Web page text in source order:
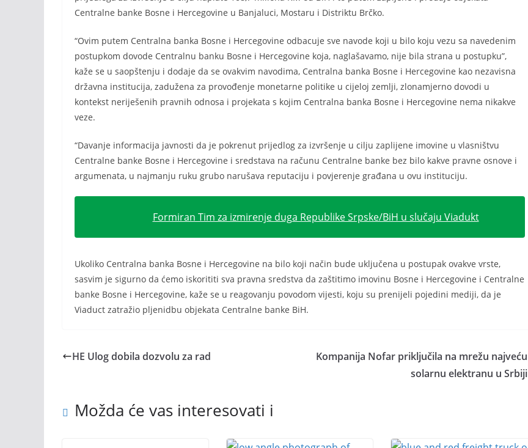
Centralne banke Bosne i Hercegovine u Banjaluci, Mostaru i Distriktu Brčko.
“Ovim putem Centralna banka Bosne i Hercegovine odbacuje sve navode koji u bilo koju vezu sa navedenim
postupkom dovode Centralnu banku Bosne i Hercegovine koja, naglašavamo, nije bila strana u postupku”,
kaže se u saopštenju i dodaje da se ovakvim navodima, Centralna banka Bosne i Hercegovine kao nezavisna
državna institucija, zadužena za provođenje monetarne politike u cijeloj zemlji, zlonamjerno dovodi u
kontekst neriješenih pravnih odnosa i projekata s kojim Centralna banka Bosne i Hercegovine nema nikakve
veze.
“Davanje informacija javnosti da je pokrenut prijedlog za izvršenje u cilju zaplijene imovine u vlasništvu
Centralne banke Bosne i Hercegovine i sredstava na računu Centralne banke bez bilo kakve pravne osnove i
argumenata, u najmanju ruku grubo narušava reputaciju i povjerenje građana u ovu instituciju.
Formiran Tim za izmirenje duga Republike Srpske/BiH u slučaju Viadukt
Ukoliko Centralna banka Bosne i Hercegovine na bilo koji način bude uključena u postupak ovakve vrste,
sasvim je sigurno da ćemo iskorititi sva pravna sredstva da zaštitimo imovinu Bosne i Hercegovine i Centralne
banke Bosne i Hercegovine, kaže se u reagovanju povodom vijesti, koju su prenijeli pojedini mediji, da je
Viaduct zatražio pljenidbu objekata Centralne banke BiH.
HE Ulog dobila dozvolu za rad
Kompanija Nofar priključila na mrežu najveću
solarnu elektranu u Srbiji
Možda će vas interesovati i